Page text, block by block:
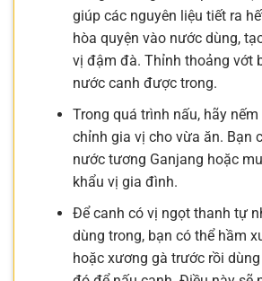
giúp các nguyên liệu tiết ra
hòa quyện vào nước dùng,
vị đậm đà. Thỉnh thoảng vớt
nước canh được trong.
Trong quá trình nấu, hãy
chỉnh gia vị cho vừa ăn. Bạn
nước tương Ganjang hoặc
khẩu vị gia đình.
Để canh có vị ngọt thanh tự
dùng trong, bạn có thể hầm
hoặc xương gà trước rồi